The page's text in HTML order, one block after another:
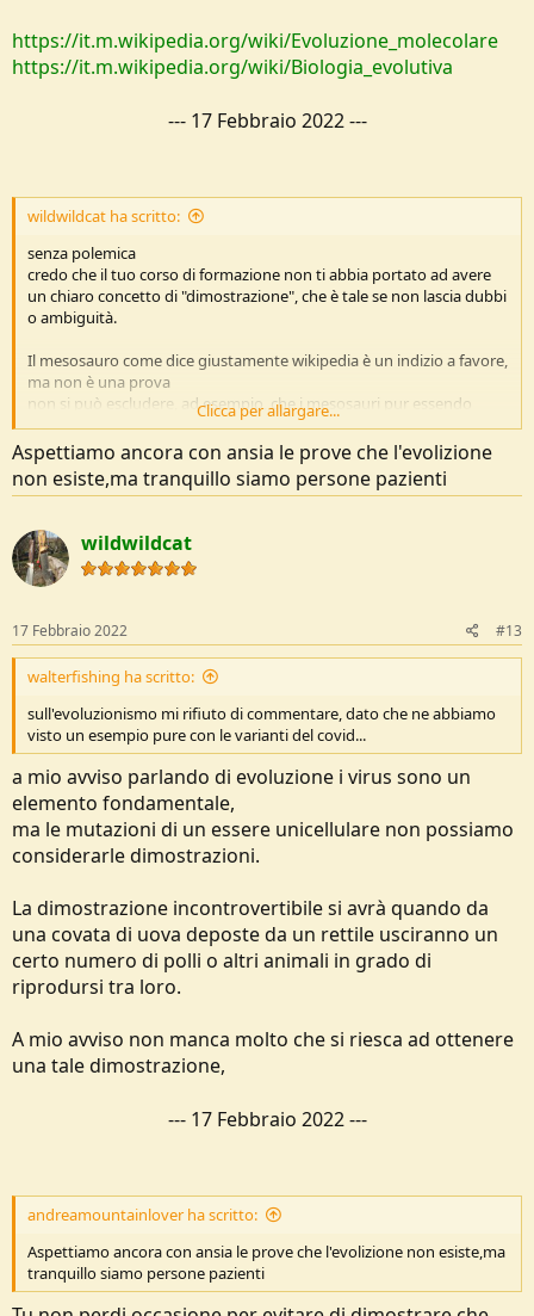
https://it.m.wikipedia.org/wiki/Evoluzione_molecolare
https://it.m.wikipedia.org/wiki/Biologia_evolutiva
--- 17 Febbraio 2022---
wildwildcat ha scritto:
senza polemica
credo che il tuo corso di formazione non ti abbia portato ad avere
un chiaro concetto di "dimostrazione", che è tale se non lascia dubbi
o ambiguità.
Il mesosauro come dice giustamente wikipedia è un indizio a favore,
ma non è una prova
non si può escludere, ad esempio, che i mesosauri pur essendo
d'acqua dolce non potessero sopravvivere per un certo tempo in
mare.
Clicca per allargare...
Aspettiamo ancora con ansia le prove che l'evolizione
non esiste,ma tranquillo siamo persone pazienti
wildwildcat
17 Febbraio 2022 #13
walterfishing ha scritto:
sull'evoluzionismo mi rifiuto di commentare, dato che ne abbiamo
visto un esempio pure con le varianti del covid...
a mio avviso parlando di evoluzione i virus sono un
elemento fondamentale,
ma le mutazioni di un essere unicellulare non possiamo
considerarle dimostrazioni.
La dimostrazione incontrovertibile si avrà quando da
una covata di uova deposte da un rettile usciranno un
certo numero di polli o altri animali in grado di
riprodursi tra loro.
A mio avviso non manca molto che si riesca ad ottenere
una tale dimostrazione,
--- 17 Febbraio 2022---
andreamountainlover ha scritto:
Aspettiamo ancora con ansia le prove che l'evolizione non esiste,ma
tranquillo siamo persone pazienti